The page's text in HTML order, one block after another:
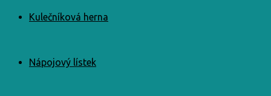
Kulečníková herna
Nápojový lístek